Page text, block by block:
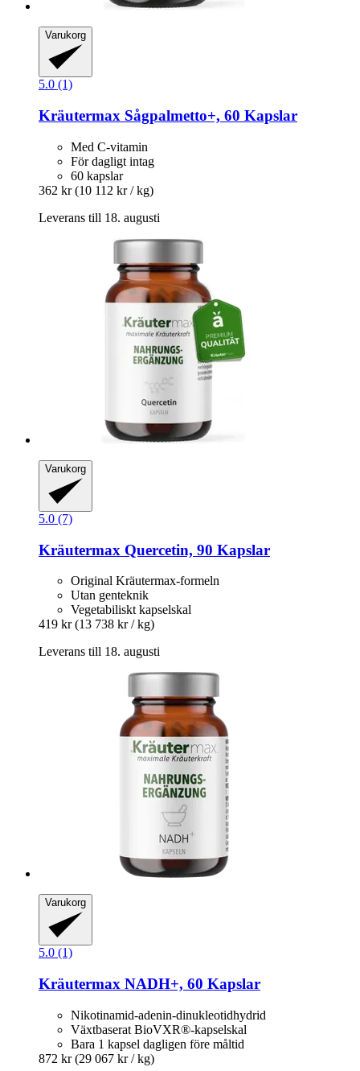
Varukorg
5.0 (1)
Kräutermax Sågpalmetto+, 60 Kapslar
Med C-vitamin
För dagligt intag
60 kapslar
362 kr (10 112 kr / kg)
Leverans till 18. augusti
Varukorg
5.0 (7)
Kräutermax Quercetin, 90 Kapslar
Original Kräutermax-formeln
Utan genteknik
Vegetabiliskt kapselskal
419 kr (13 738 kr / kg)
Leverans till 18. augusti
Varukorg
5.0 (1)
Kräutermax NADH+, 60 Kapslar
Nikotinamid-adenin-dinukleotidhydrid
Växtbaserat BioVXR®-kapselskal
Bara 1 kapsel dagligen före måltid
872 kr (29 067 kr / kg)